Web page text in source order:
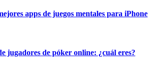
apps de juegos mentales para iPhone
jugadores de póker online: ¿cuál eres?